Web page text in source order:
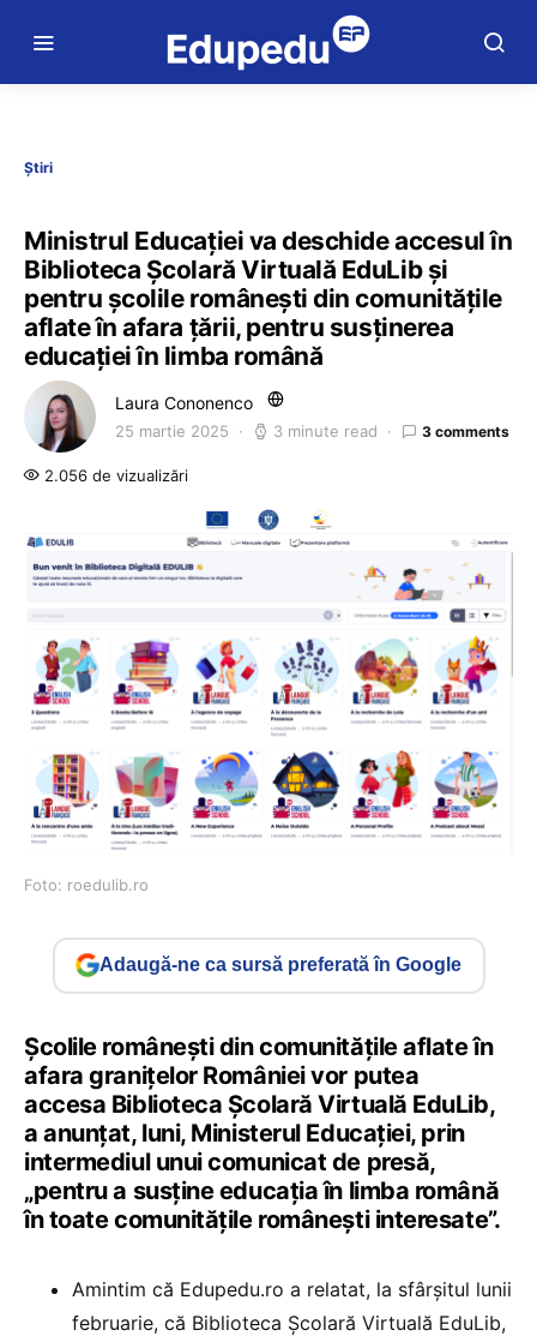
Știri
Ministrul Educației va deschide accesul în
Biblioteca Școlară Virtuală EduLib și
pentru școlile românești din comunitățile
aflate în afara țării, pentru susținerea
educației în limba română
Laura Cononenco
25 martie 2025 3 minute read 3 comments
2.056 de vizualizări
Foto: roedulib.ro
Adaugă-ne ca sursă preferată în Google
Școlile românești din comunitățile aflate în
afara granițelor României vor putea
accesa Biblioteca Școlară Virtuală EduLib,
a anunțat, luni, Ministerul Educației, prin
intermediul unui comunicat de presă,
„pentru a susține educația în limba română
în toate comunitățile românești interesate”.
Amintim că Edupedu.ro a relatat, la sfârșitul lunii
februarie, că Biblioteca Școlară Virtuală EduLib,